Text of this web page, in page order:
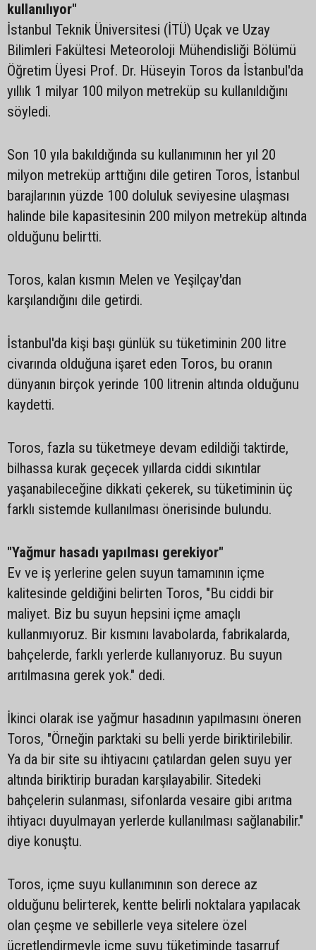
kullanılıyor"
İstanbul Teknik Üniversitesi (İTÜ) Uçak ve Uzay
Bilimleri Fakültesi Meteoroloji Mühendisliği Bölümü
Öğretim Üyesi Prof. Dr. Hüseyin Toros da İstanbul'da
yıllık 1 milyar 100 milyon metreküp su kullanıldığını
söyledi.
Son 10 yıla bakıldığında su kullanımının her yıl 20
milyon metreküp arttığını dile getiren Toros, İstanbul
barajlarının yüzde 100 doluluk seviyesine ulaşması
halinde bile kapasitesinin 200 milyon metreküp altında
olduğunu belirtti.
Toros, kalan kısmın Melen ve Yeşilçay'dan
karşılandığını dile getirdi.
İstanbul'da kişi başı günlük su tüketiminin 200 litre
civarında olduğuna işaret eden Toros, bu oranın
dünyanın birçok yerinde 100 litrenin altında olduğunu
kaydetti.
Toros, fazla su tüketmeye devam edildiği taktirde,
bilhassa kurak geçecek yıllarda ciddi sıkıntılar
yaşanabileceğine dikkati çekerek, su tüketiminin üç
farklı sistemde kullanılması önerisinde bulundu.
"Yağmur hasadı yapılması gerekiyor"
Ev ve iş yerlerine gelen suyun tamamının içme
kalitesinde geldiğini belirten Toros, "Bu ciddi bir
maliyet. Biz bu suyun hepsini içme amaçlı
kullanmıyoruz. Bir kısmını lavabolarda, fabrikalarda,
bahçelerde, farklı yerlerde kullanıyoruz. Bu suyun
arıtılmasına gerek yok." dedi.
İkinci olarak ise yağmur hasadının yapılmasını öneren
Toros, "Örneğin parktaki su belli yerde biriktirilebilir.
Ya da bir site su ihtiyacını çatılardan gelen suyu yer
altında biriktirip buradan karşılayabilir. Sitedeki
bahçelerin sulanması, sifonlarda vesaire gibi arıtma
ihtiyacı duyulmayan yerlerde kullanılması sağlanabilir."
diye konuştu.
Toros, içme suyu kullanımının son derece az
olduğunu belirterek, kentte belirli noktalara yapılacak
olan çeşme ve sebillerle veya sitelere özel
ücretlendirmeyle içme suyu tüketiminde tasarruf